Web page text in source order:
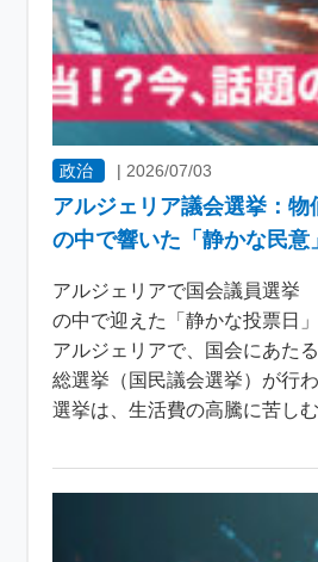
政治 |2026/07/03
アルジェリア議会選挙：物
の中で響いた「静かな民意
アルジェリアで国会議員選挙
の中で迎えた「静かな投票日
アルジェリアで、国会にあた
総選挙（国民議会選挙）が行
選挙は、生活費の高騰に苦し